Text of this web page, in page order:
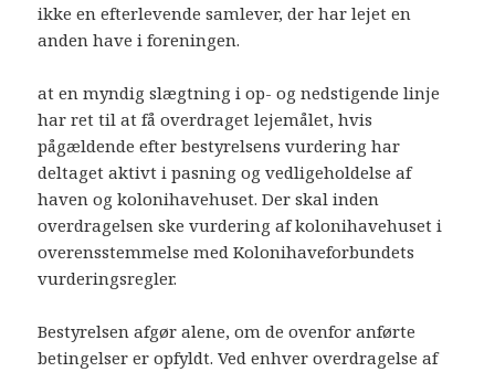
ikke en efterlevende samlever, der har lejet en
anden have i foreningen.
at en myndig slægtning i op- og nedstigende linje
har ret til at få overdraget lejemålet, hvis
pågældende efter bestyrelsens vurdering har
deltaget aktivt i pasning og vedligeholdelse af
haven og kolonihavehuset. Der skal inden
overdragelsen ske vurdering af kolonihavehuset i
overensstemmelse med Kolonihaveforbundets
vurderingsregler.
Bestyrelsen afgør alene, om de ovenfor anførte
betingelser er opfyldt. Ved enhver overdragelse af